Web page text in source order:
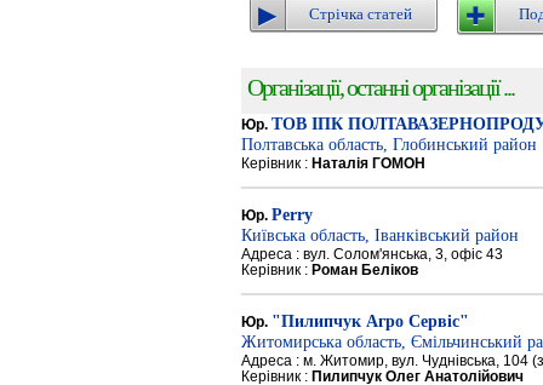
Стрічка статей
Організації, останні організації ...
Юр. ТОВ ІПК
Полтавська область, Глобинський район
Керівник : Наталія ГОМОН
Юр. Perry
Київська область, Іванківський район
Адреса : вул. Солом'янська, 3, офіс 43
Керівник : Роман Беліков
Юр. "Пилипчук Агро Сервіс"
Житомирська область, Ємільчинський
Адреса : м. Житомир, вул. Чуднівська, 104
Керівник : Пилипчук Олег Анатолійович